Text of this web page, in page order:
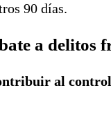
90 días.
a delitos
al